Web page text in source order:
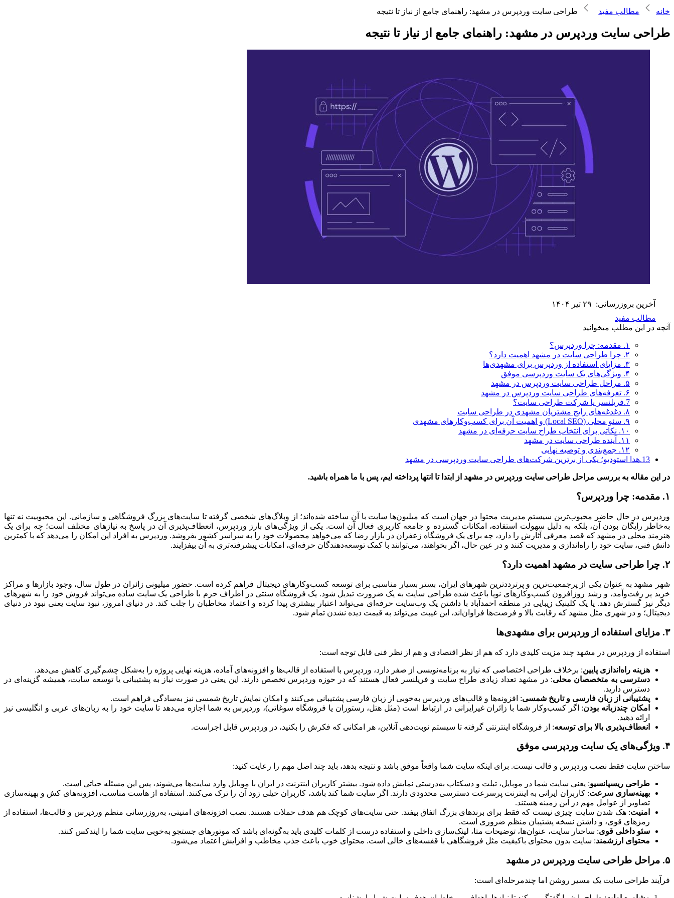
خانه مطالب مفید طراحی سایت وردپرس در مشهد: راهنمای جامع از نیاز تا نتیجه
طراحی سایت وردپرس در مشهد: راهنمای جامع از نیاز تا نتیجه
آخرین بروزرسانی: ۲۹ تیر ۱۴۰۴
مطالب مفید
آنچه در این مطلب میخوانید
۱. مقدمه: چرا وردپرس؟
۲. چرا طراحی سایت در مشهد اهمیت دارد؟
۳. مزایای استفاده از وردپرس برای مشهدی‌ها
۴. ویژگی‌های یک سایت وردپرسی موفق
۵. مراحل طراحی سایت وردپرس در مشهد
۶. تعرفه‌های طراحی سایت وردپرس در مشهد
7.فریلنسر یا شرکت طراحی سایت؟
۸. دغدغه‌های رایج مشتریان مشهدی در طراحی سایت
۹. سئو محلی (Local SEO) و اهمیت آن برای کسب‌وکارهای مشهدی
۱۰. نکاتی برای انتخاب طراح سایت حرفه‌ای در مشهد
۱۱. آینده طراحی سایت در مشهد
۱۲. جمع‌بندی و توصیه نهایی
13.هدا استودیو؛ یکی از برترین شرکت‌های طراحی سایت وردپرسی در مشهد
در این مقاله به بررسی مراحل طراحی سایت وردپرس در مشهد از ابتدا تا انتها پرداخته ایم، پس با ما همراه باشید.
۱. مقدمه: چرا وردپرس؟
وردپرس در حال حاضر محبوب‌ترین سیستم مدیریت محتوا در جهان است که میلیون‌ها سایت با آن ساخته شده‌اند؛ از وبلاگ‌های شخصی گرفته تا سایت‌های بزرگ فروشگاهی و سازمانی. این محبوبیت نه تنها
به‌خاطر رایگان بودن آن، بلکه به دلیل سهولت استفاده، امکانات گسترده و جامعه کاربری فعال آن است. یکی از ویژگی‌های بارز وردپرس، انعطاف‌پذیری آن در پاسخ به نیازهای مختلف است؛ چه برای یک
هنرمند محلی در مشهد که قصد معرفی آثارش را دارد، چه برای یک فروشگاه زعفران در بازار رضا که می‌خواهد محصولات خود را به سراسر کشور بفروشد. وردپرس به افراد این امکان را می‌دهد که با کمترین
دانش فنی، سایت خود را راه‌اندازی و مدیریت کنند و در عین حال، اگر بخواهند، می‌توانند با کمک توسعه‌دهندگان حرفه‌ای، امکانات پیشرفته‌تری به آن بیفزایند.
۲. چرا طراحی سایت در مشهد اهمیت دارد؟
شهر مشهد به عنوان یکی از پرجمعیت‌ترین و پرترددترین شهرهای ایران، بستر بسیار مناسبی برای توسعه کسب‌وکارهای دیجیتال فراهم کرده است. حضور میلیونی زائران در طول سال، وجود بازارها و مراکز
خرید پر رفت‌وآمد، و رشد روزافزون کسب‌وکارهای نوپا باعث شده طراحی سایت به یک ضرورت تبدیل شود. یک فروشگاه سنتی در اطراف حرم با طراحی یک سایت ساده می‌تواند فروش خود را به شهرهای
دیگر نیز گسترش دهد. یا یک کلینیک زیبایی در منطقه احمدآباد با داشتن یک وب‌سایت حرفه‌ای می‌تواند اعتبار بیشتری پیدا کرده و اعتماد مخاطبان را جلب کند. در دنیای امروز، نبود سایت یعنی نبود در دنیای
دیجیتال؛ و در شهری مثل مشهد که رقابت بالا و فرصت‌ها فراوان‌اند، این غیبت می‌تواند به قیمت دیده نشدن تمام شود.
۳. مزایای استفاده از وردپرس برای مشهدی‌ها
استفاده از وردپرس در مشهد چند مزیت کلیدی دارد که هم از نظر اقتصادی و هم از نظر فنی قابل توجه است:
هزینه راه‌اندازی پایین: برخلاف طراحی اختصاصی که نیاز به برنامه‌نویسی از صفر دارد، وردپرس با استفاده از قالب‌ها و افزونه‌های آماده، هزینه نهایی پروژه را به‌شکل چشم‌گیری کاهش می‌دهد.
دسترسی به متخصصان محلی: در مشهد تعداد زیادی طراح سایت و فریلنسر فعال هستند که در حوزه وردپرس تخصص دارند. این یعنی در صورت نیاز به پشتیبانی یا توسعه سایت، همیشه گزینه‌ای در
دسترس دارید.
پشتیبانی از زبان فارسی و تاریخ شمسی: افزونه‌ها و قالب‌های وردپرس به‌خوبی از زبان فارسی پشتیبانی می‌کنند و امکان نمایش تاریخ شمسی نیز به‌سادگی فراهم است.
امکان چندزبانه بودن: اگر کسب‌وکار شما با زائران غیرایرانی در ارتباط است (مثل هتل، رستوران یا فروشگاه سوغاتی)، وردپرس به شما اجازه می‌دهد تا سایت خود را به زبان‌های عربی و انگلیسی نیز
ارائه دهید.
انعطاف‌پذیری بالا برای توسعه: از فروشگاه اینترنتی گرفته تا سیستم نوبت‌دهی آنلاین، هر امکانی که فکرش را بکنید، در وردپرس قابل اجراست.
۴. ویژگی‌های یک سایت وردپرسی موفق
ساختن سایت فقط نصب وردپرس و قالب نیست. برای اینکه سایت شما واقعاً موفق باشد و نتیجه بدهد، باید چند اصل مهم را رعایت کنید:
طراحی ریسپانسیو: یعنی سایت شما در موبایل، تبلت و دسکتاپ به‌درستی نمایش داده شود. بیشتر کاربران اینترنت در ایران با موبایل وارد سایت‌ها می‌شوند، پس این مسئله حیاتی است.
بهینه‌سازی سرعت: کاربران ایرانی به اینترنت پرسرعت دسترسی محدودی دارند. اگر سایت شما کند باشد، کاربران خیلی زود آن را ترک می‌کنند. استفاده از هاست مناسب، افزونه‌های کش و بهینه‌سازی
تصاویر از عوامل مهم در این زمینه هستند.
امنیت: هک شدن سایت چیزی نیست که فقط برای برندهای بزرگ اتفاق بیفتد. حتی سایت‌های کوچک هم هدف حملات هستند. نصب افزونه‌های امنیتی، به‌روزرسانی منظم وردپرس و قالب‌ها، استفاده از
رمزهای قوی، و داشتن نسخه پشتیبان منظم ضروری است.
سئو داخلی قوی: ساختار سایت، عنوان‌ها، توضیحات متا، لینک‌سازی داخلی و استفاده درست از کلمات کلیدی باید به‌گونه‌ای باشد که موتورهای جستجو به‌خوبی سایت شما را ایندکس کنند.
محتوای ارزشمند: سایت بدون محتوای باکیفیت مثل فروشگاهی با قفسه‌های خالی است. محتوای خوب باعث جذب مخاطب و افزایش اعتماد می‌شود.
۵. مراحل طراحی سایت وردپرس در مشهد
فرآیند طراحی سایت یک مسیر روشن اما چندمرحله‌ای است: